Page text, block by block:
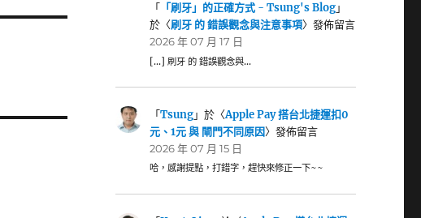
「 「刷牙」的正確方式 - Tsung's Blog」
於〈刷牙 的 錯誤觀念與注意事項〉發佈留言
2026 年 07 月 17 日
[…] 刷牙 的 錯誤觀念與…
「Tsung」於〈Apple Pay 搭台北捷運扣0
元、1元 與 閘門不同原因〉發佈留言
2026 年 07 月 15 日
哈，感謝提點，打錯字，趕快來修正一下~~